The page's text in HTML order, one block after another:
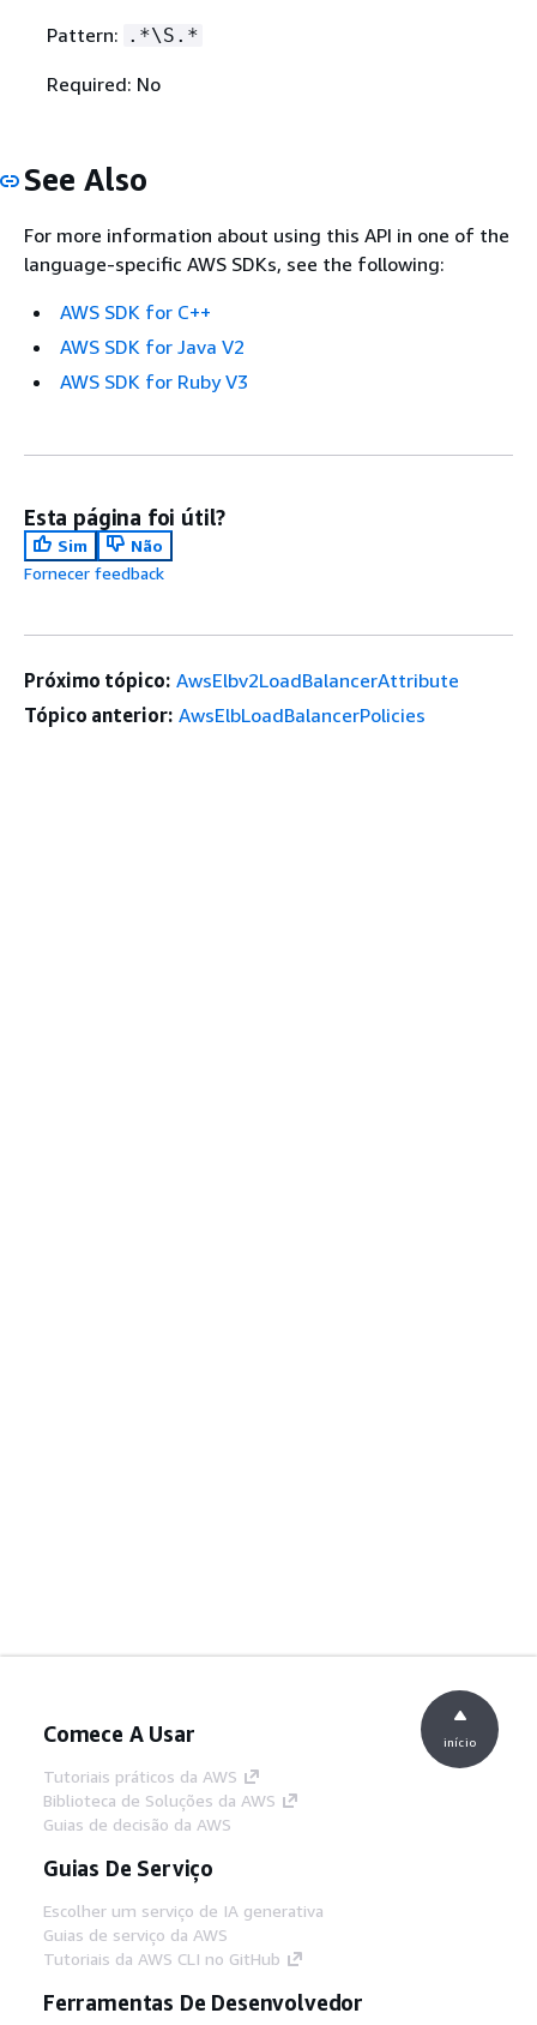
Pattern: .*\S.*
Required: No
See Also
For more information about using this API in one of the
language-specific AWS SDKs, see the following:
AWS SDK for C++
AWS SDK for Java V2
AWS SDK for Ruby V3
Esta página foi útil?
Sim
Não
Fornecer feedback
Próximo tópico: AwsElbv2LoadBalancerAttribute
Tópico anterior: AwsElbLoadBalancerPolicies
Comece A Usar
Tutoriais práticos da AWS
Biblioteca de Soluções da AWS
Guias de decisão da AWS
Guias De Serviço
Escolher um serviço de IA generativa
Guias de serviço da AWS
Tutoriais da AWS CLI no GitHub
Ferramentas De Desenvolvedor
início